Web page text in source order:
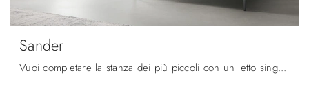
Sander
Vuoi completare la stanza dei più piccoli con un letto singolo in tessuto? Ti presentiamo il modello Sander di V&Nice per spazi design.